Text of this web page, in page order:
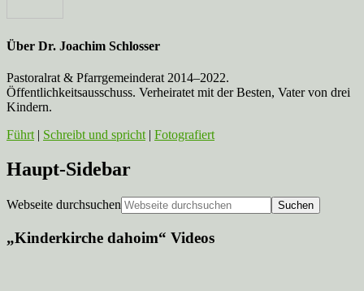
Über Dr. Joachim Schlosser
Pastoralrat & Pfarrgemeinderat 2014–2022.
Öffentlichkeitsausschuss. Verheiratet mit der Besten, Vater von drei
Kindern.
Führt | Schreibt und spricht | Fotografiert
Haupt-Sidebar
Webseite durchsuchen
„Kinderkirche dahoim“ Videos